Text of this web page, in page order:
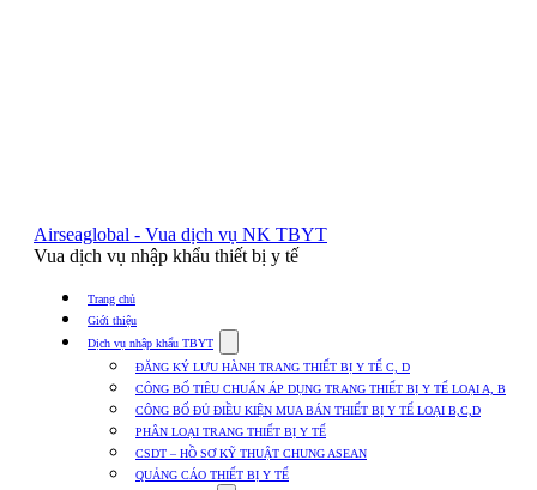
Airseaglobal - Vua dịch vụ NK TBYT
Vua dịch vụ nhập khẩu thiết bị y tế
Trang chủ
Giới thiệu
Dịch vụ nhập khẩu TBYT
submenu
for
Dịch
vụ
nhập
khẩu
TBYT
ĐĂNG KÝ LƯU HÀNH TRANG THIẾT BỊ Y TẾ C, D
CÔNG BỐ TIÊU CHUẨN ÁP DỤNG TRANG THIẾT BỊ Y TẾ LOẠI A, B
CÔNG BỐ ĐỦ ĐIỀU KIỆN MUA BÁN THIẾT BỊ Y TẾ LOẠI B,C,D
PHÂN LOẠI TRANG THIẾT BỊ Y TẾ
CSDT – HỒ SƠ KỸ THUẬT CHUNG ASEAN
QUẢNG CÁO THIẾT BỊ Y TẾ